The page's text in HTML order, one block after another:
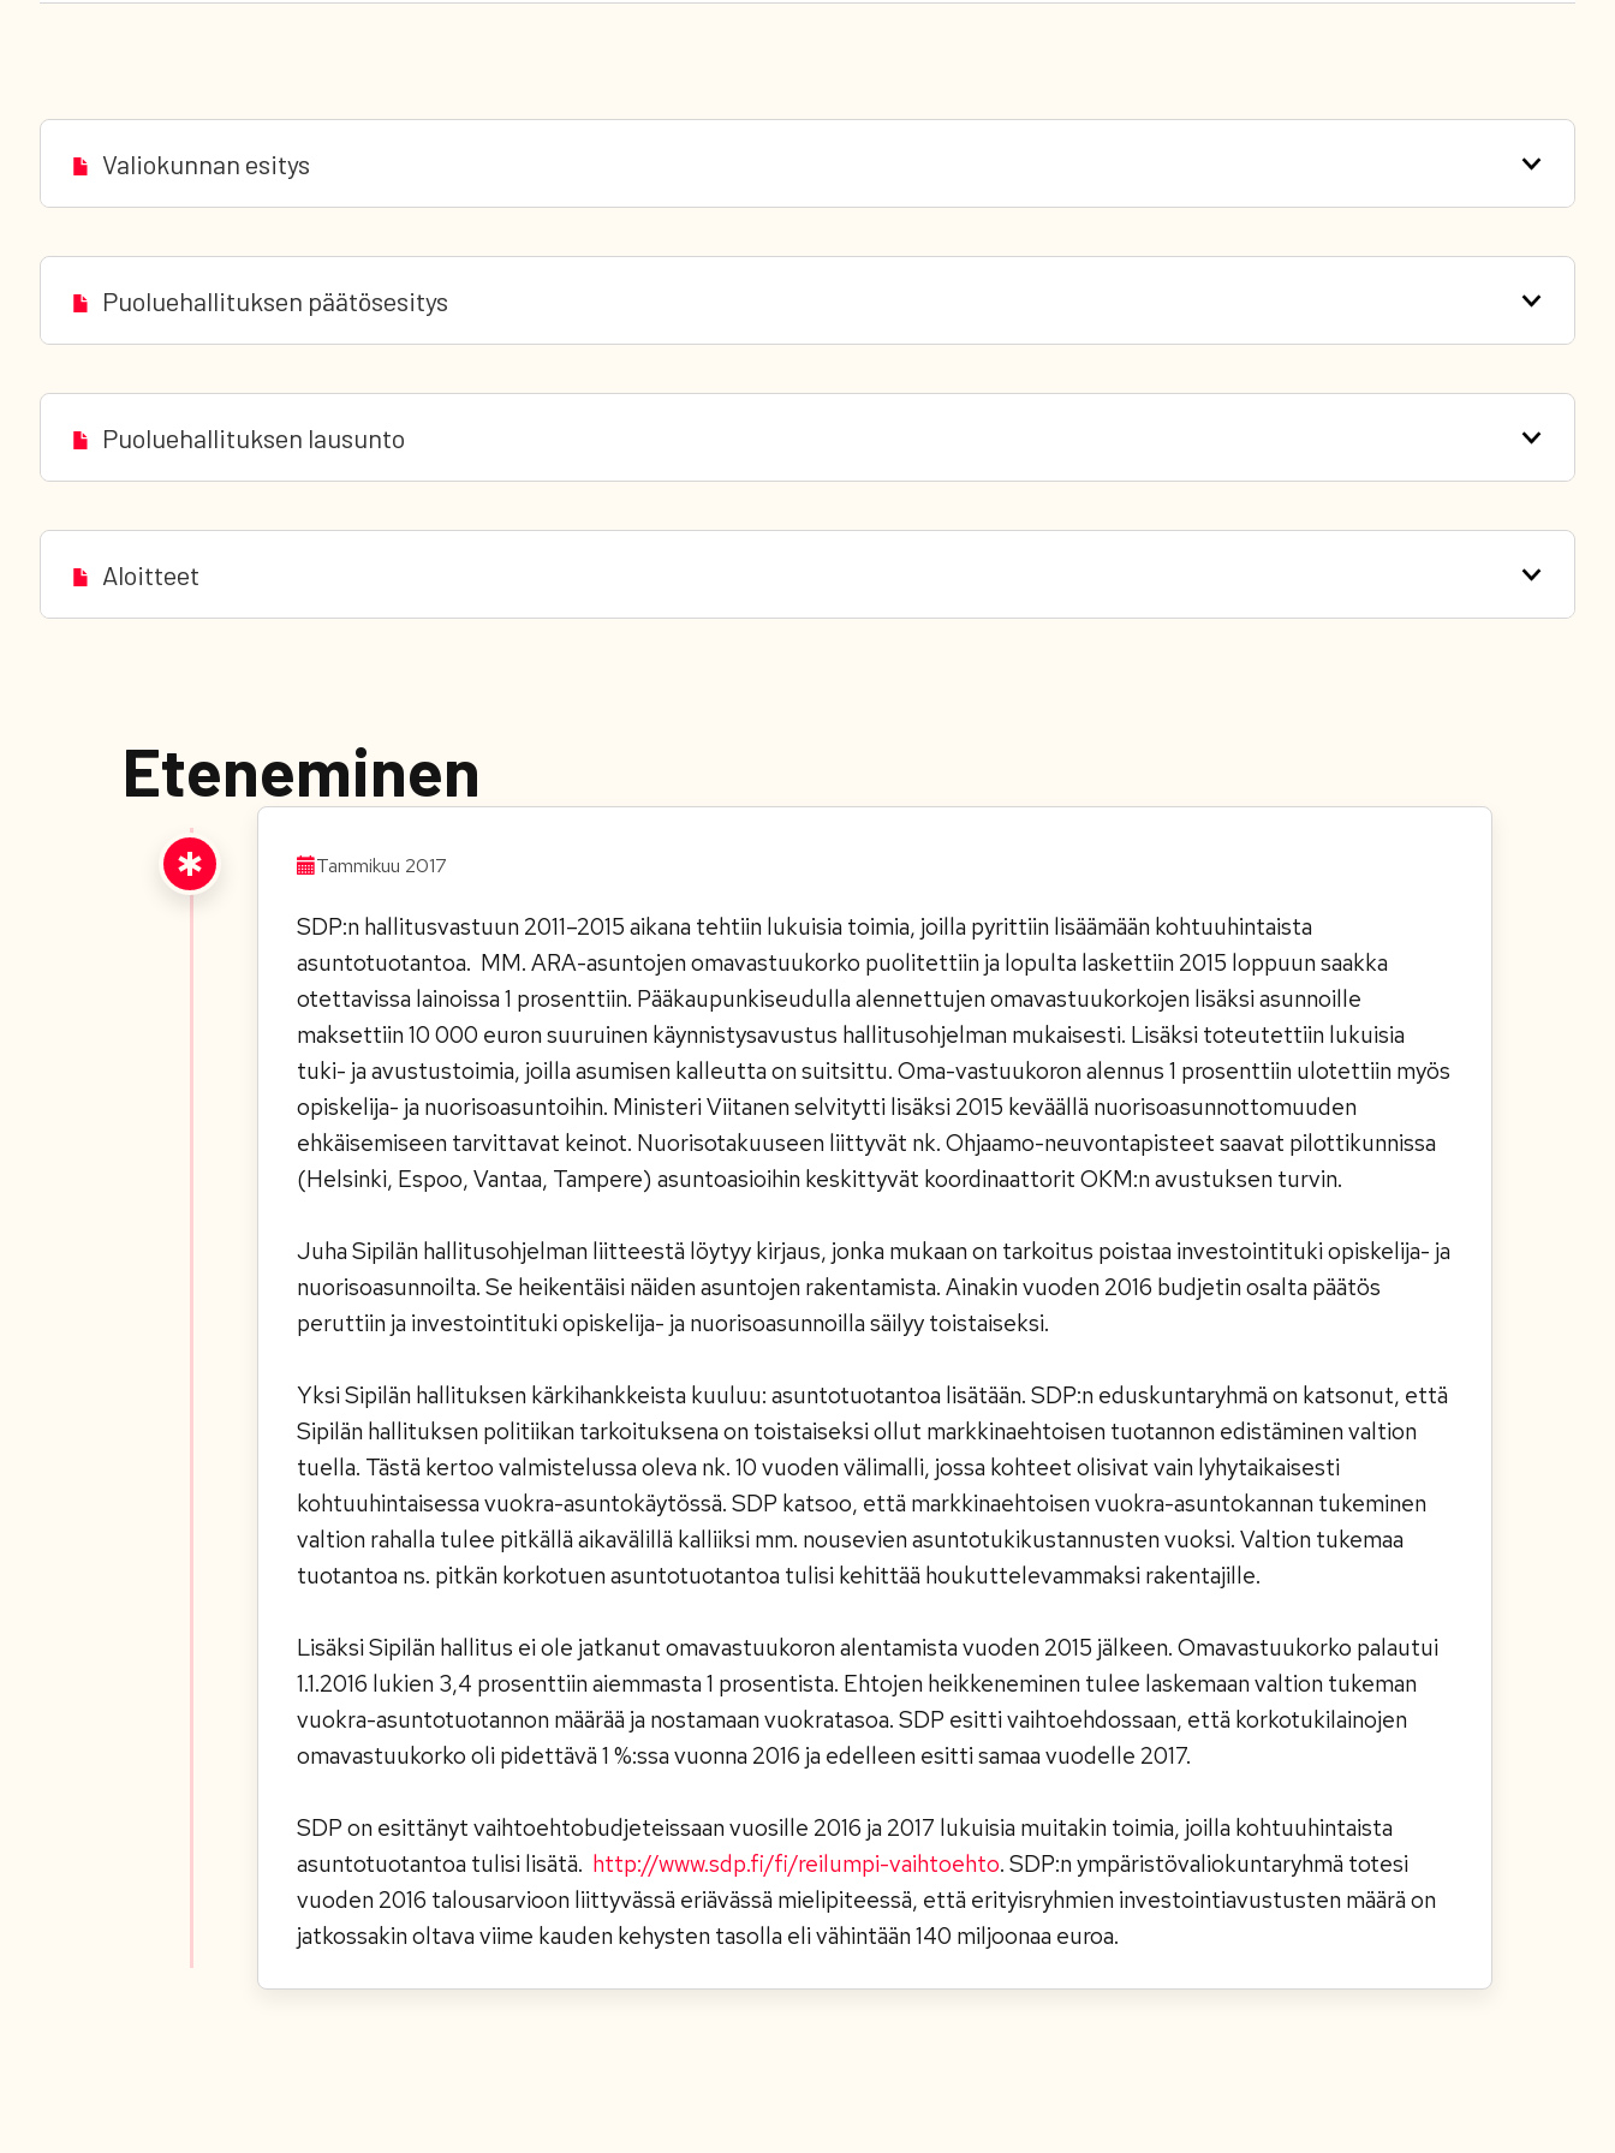
Valiokunnan esitys
Puoluehallituksen päätösesitys
Puoluehallituksen lausunto
Aloitteet
Eteneminen
Tammikuu 2017
SDP:n hallitusvastuun 2011–2015 aikana tehtiin lukuisia toimia, joilla pyrittiin lisäämään kohtuuhintaista
asuntotuotantoa. MM. ARA-asuntojen omavastuukorko puolitettiin ja lopulta laskettiin 2015 loppuun saakka
otettavissa lainoissa 1 prosenttiin. Pääkaupunkiseudulla alennettujen omavastuukorkojen lisäksi asunnoille
maksettiin 10 000 euron suuruinen käynnistysavustus hallitusohjelman mukaisesti. Lisäksi toteutettiin lukuisia
tuki- ja avustustoimia, joilla asumisen kalleutta on suitsittu. Oma-vastuukoron alennus 1 prosenttiin ulotettiin myös
opiskelija- ja nuorisoasuntoihin. Ministeri Viitanen selvitytti lisäksi 2015 keväällä nuorisoasunnottomuuden
ehkäisemiseen tarvittavat keinot. Nuorisotakuuseen liittyvät nk. Ohjaamo-neuvontapisteet saavat pilottikunnissa
(Helsinki, Espoo, Vantaa, Tampere) asuntoasioihin keskittyvät koordinaattorit OKM:n avustuksen turvin.
Juha Sipilän hallitusohjelman liitteestä löytyy kirjaus, jonka mukaan on tarkoitus poistaa investointituki opiskelija- ja
nuorisoasunnoilta. Se heikentäisi näiden asuntojen rakentamista. Ainakin vuoden 2016 budjetin osalta päätös
peruttiin ja investointituki opiskelija- ja nuorisoasunnoilla säilyy toistaiseksi.
Yksi Sipilän hallituksen kärkihankkeista kuuluu: asuntotuotantoa lisätään. SDP:n eduskuntaryhmä on katsonut, että
Sipilän hallituksen politiikan tarkoituksena on toistaiseksi ollut markkinaehtoisen tuotannon edistäminen valtion
tuella. Tästä kertoo valmistelussa oleva nk. 10 vuoden välimalli, jossa kohteet olisivat vain lyhytaikaisesti
kohtuuhintaisessa vuokra-asuntokäytössä. SDP katsoo, että markkinaehtoisen vuokra-asuntokannan tukeminen
valtion rahalla tulee pitkällä aikavälillä kalliiksi mm. nousevien asuntotukikustannusten vuoksi. Valtion tukemaa
tuotantoa ns. pitkän korkotuen asuntotuotantoa tulisi kehittää houkuttelevammaksi rakentajille.
Lisäksi Sipilän hallitus ei ole jatkanut omavastuukoron alentamista vuoden 2015 jälkeen. Omavastuukorko palautui
1.1.2016 lukien 3,4 prosenttiin aiemmasta 1 prosentista. Ehtojen heikkeneminen tulee laskemaan valtion tukeman
vuokra-asuntotuotannon määrää ja nostamaan vuokratasoa. SDP esitti vaihtoehdossaan, että korkotukilainojen
omavastuukorko oli pidettävä 1 %:ssa vuonna 2016 ja edelleen esitti samaa vuodelle 2017.
SDP on esittänyt vaihtoehtobudjeteissaan vuosille 2016 ja 2017 lukuisia muitakin toimia, joilla kohtuuhintaista
asuntotuotantoa tulisi lisätä. http://www.sdp.fi/fi/reilumpi-vaihtoehto. SDP:n ympäristövaliokuntaryhmä totesi
vuoden 2016 talousarvioon liittyvässä eriävässä mielipiteessä, että erityisryhmien investointiavustusten määrä on
jatkossakin oltava viime kauden kehysten tasolla eli vähintään 140 miljoonaa euroa.